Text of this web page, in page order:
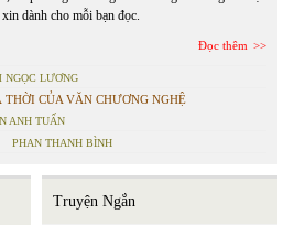
dành cho mỗi bạn đọc.
Đọc thêm
NGỌC LƯƠNG
CỦA VĂN CHƯƠNG NGHỆ
ANH TUẤN
PHAN THANH BÌNH
Truyện Ngắn